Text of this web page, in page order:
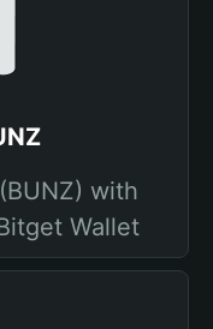
with
Wallet